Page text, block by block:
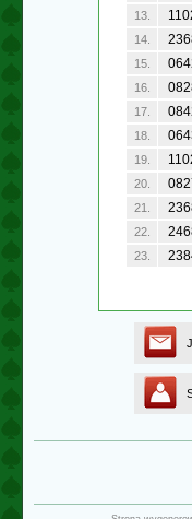
13.
14.
15.
16.
17.
18.
19.
20.
21.
22.
23.